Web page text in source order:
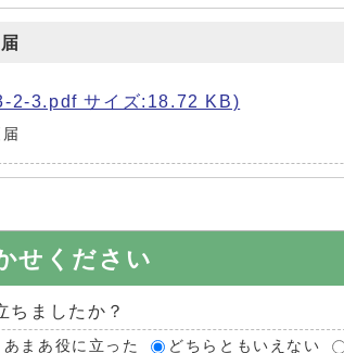
2-3.pdf サイズ:18.72 KB)
せください
ちましたか？
あまあ役に立った どちらともいえない